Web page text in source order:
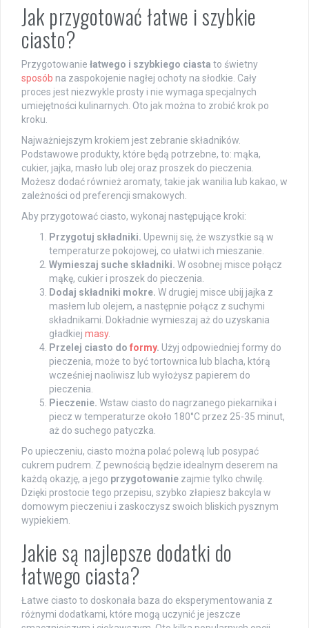
Jak przygotować łatwe i szybkie
ciasto?
Przygotowanie łatwego i szybkiego ciasta to świetny
sposób na zaspokojenie nagłej ochoty na słodkie. Cały
proces jest niezwykle prosty i nie wymaga specjalnych
umiejętności kulinarnych. Oto jak można to zrobić krok po
kroku.
Najważniejszym krokiem jest zebranie składników.
Podstawowe produkty, które będą potrzebne, to: mąka,
cukier, jajka, masło lub olej oraz proszek do pieczenia.
Możesz dodać również aromaty, takie jak wanilia lub kakao, w
zależności od preferencji smakowych.
Aby przygotować ciasto, wykonaj następujące kroki:
Przygotuj składniki. Upewnij się, że wszystkie są w
temperaturze pokojowej, co ułatwi ich mieszanie.
Wymieszaj suche składniki. W osobnej misce połącz
mąkę, cukier i proszek do pieczenia.
Dodaj składniki mokre. W drugiej misce ubij jajka z
masłem lub olejem, a następnie połącz z suchymi
składnikami. Dokładnie wymieszaj aż do uzyskania
gładkiej masy.
Przelej ciasto do formy. Użyj odpowiedniej formy do
pieczenia, może to być tortownica lub blacha, którą
wcześniej naoliwisz lub wyłożysz papierem do
pieczenia.
Pieczenie. Wstaw ciasto do nagrzanego piekarnika i
piecz w temperaturze około 180°C przez 25-35 minut,
aż do suchego patyczka.
Po upieczeniu, ciasto można polać polewą lub posypać
cukrem pudrem. Z pewnością będzie idealnym deserem na
każdą okazję, a jego przygotowanie zajmie tylko chwilę.
Dzięki prostocie tego przepisu, szybko złapiesz bakcyla w
domowym pieczeniu i zaskoczysz swoich bliskich pysznym
wypiekiem.
Jakie są najlepsze dodatki do
łatwego ciasta?
Łatwe ciasto to doskonała baza do eksperymentowania z
różnymi dodatkami, które mogą uczynić je jeszcze